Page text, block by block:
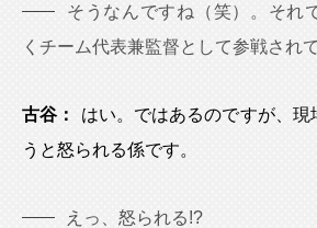
そうなんですね（笑）。それ
くチーム代表兼監督として参戦され
古谷：
はい。ではあるのですが、現
うと怒られる係です。
えっ、怒られる!?